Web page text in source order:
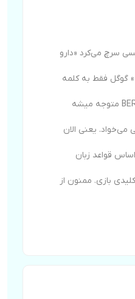
سرچ می‌کرد «دارو
گوگل فقط به کلمه
«سرفه» توجه می‌کرد. ولی BERT متوجه میشه
می‌خواد. یعنی الان
قواعد زبان
بازی. ممنون از